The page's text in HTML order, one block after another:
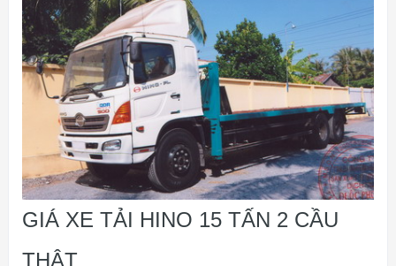
GIÁ XE TẢI HINO 15 TẤN 2 CẦU
THẬT